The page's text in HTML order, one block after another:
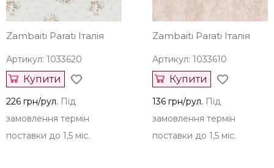
Zambaiti Parati Італія
Артикул: 1033620
Купити
226 грн/рул. Під
замовлення термін
поставки до 1,5 міс.
Zambaiti Parati Італія
Артикул: 1033610
Купити
136 грн/рул. Під
замовлення термін
поставки до 1,5 міс.